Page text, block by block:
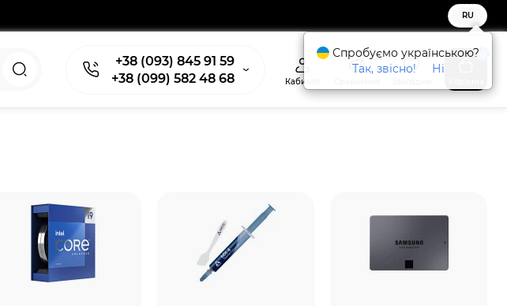
RU
+38 (093) 845 91 59
+38 (099) 582 48 68
Кабинет
Спробуємо українською?
Так, звісно!
Ні